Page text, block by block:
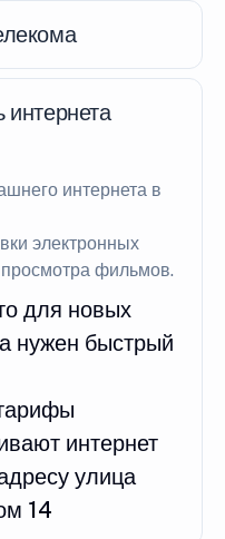
интернета
интернета в
электронных
фильмов.
для новых
нужен быстрый
интернет
улица
14